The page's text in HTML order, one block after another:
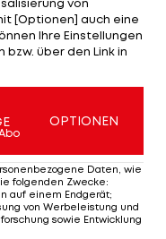
[Optionen] auch eine
Ihre Einstellungen
über den Link in
OPTIONEN
Daten, wie
folgenden Zwecke:
auf einem Endgerät;
von Werbeleistung und
sowie Entwicklung